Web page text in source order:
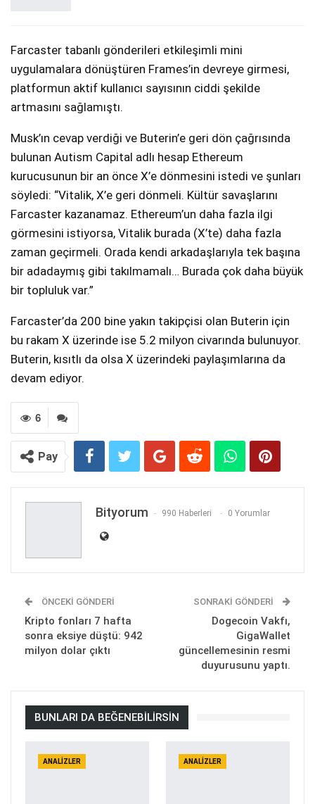
Farcaster tabanlı gönderileri etkileşimli mini
uygulamalara dönüştüren Frames’in devreye girmesi,
platformun aktif kullanıcı sayısının ciddi şekilde
artmasını sağlamıştı.
Musk’ın cevap verdiği ve Buterin’e geri dön çağrısında
bulunan Autism Capital adlı hesap Ethereum
kurucusunun bir an önce X’e dönmesini istedi ve şunları
söyledi: “Vitalik, X’e geri dönmeli. Kültür savaşlarını
Farcaster kazanamaz. Ethereum’un daha fazla ilgi
görmesini istiyorsa, Vitalik burada (X’te) daha fazla
zaman geçirmeli. Orada kendi arkadaşlarıyla tek başına
bir adadaymış gibi takılmamalı… Burada çok daha büyük
bir topluluk var.”
Farcaster’da 200 bine yakın takipçisi olan Buterin için
bu rakam X üzerinde ise 5.2 milyon civarında bulunuyor.
Buterin, kısıtlı da olsa X üzerindeki paylaşımlarına da
devam ediyor.
6
Pay
Bityorum 990 Haberleri 0 Yorumlar
ÖNCEKI GÖNDERI
Kripto fonları 7 hafta
sonra eksiye düştü: 942
milyon dolar çıktı
SONRAKI GÖNDERI
Dogecoin Vakfı,
GigaWallet
güncellemesinin resmi
duyurusunu yaptı.
BUNLARI DA BEĞENEBILIRSIN
ANALIZLER ANALIZLER